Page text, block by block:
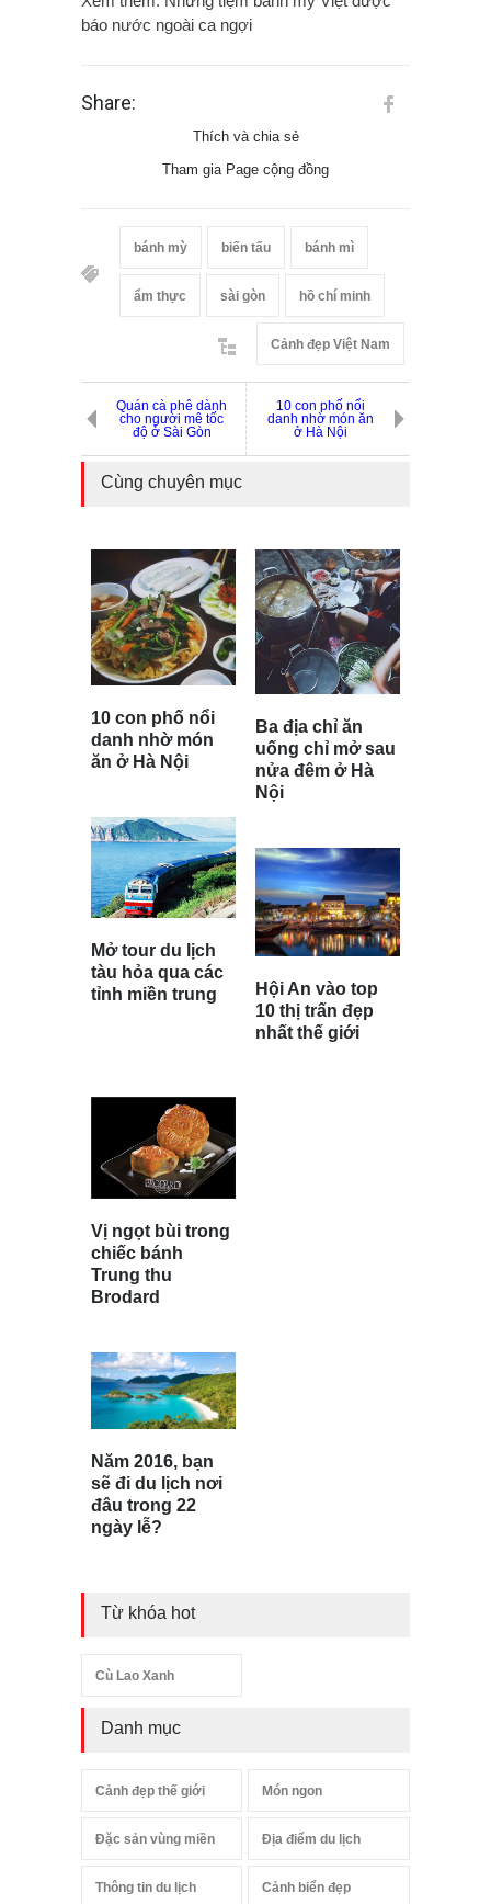
báo nước ngoài ca ngợi
Share:
Thích và chia sẻ
Tham gia Page cộng đồng
bánh mỳ biến tấu bánh mì
ẩm thực sài gòn hồ chí minh
Cảnh đẹp Việt Nam
Quán cà phê dành
cho người mê tốc
độ ở Sài Gòn
10 con phố nổi
danh nhờ món ăn
ở Hà Nội
Cùng chuyên mục
10 con phố nổi
danh nhờ món
ăn ở Hà Nội
Mở tour du lịch
tàu hỏa qua các
tỉnh miền trung
Ba địa chỉ ăn
uống chỉ mở sau
nửa đêm ở Hà
Nội
Hội An vào top
10 thị trấn đẹp
nhất thế giới
Vị ngọt bùi trong
chiếc bánh
Trung thu
Brodard
Năm 2016, bạn
sẽ đi du lịch nơi
đâu trong 22
ngày lễ?
Từ khóa hot
Cù Lao Xanh
Danh mục
Cảnh đẹp thế giới Món ngon
Đặc sản vùng miền Địa điểm du lịch
Thông tin du lịch Cảnh biển đẹp